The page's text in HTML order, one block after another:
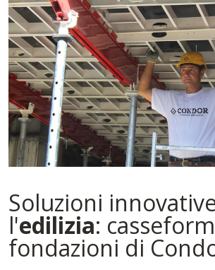
Soluzioni
l'edilizia:
fondazioni di